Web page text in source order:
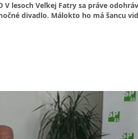
V lesoch Veľkej Fatry sa práve
divadlo. Málokto ho má šancu